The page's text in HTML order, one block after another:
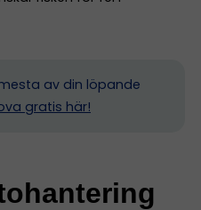
av din löpande
gratis här!